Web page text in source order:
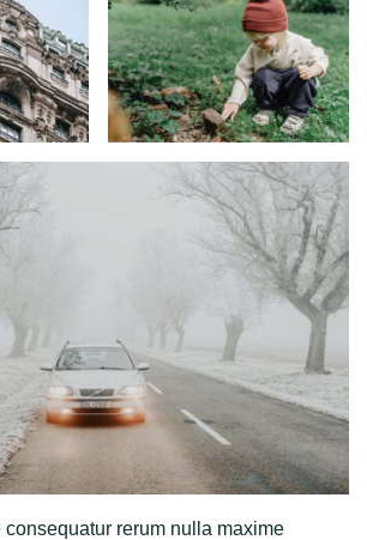
consequatur rerum nulla maxime